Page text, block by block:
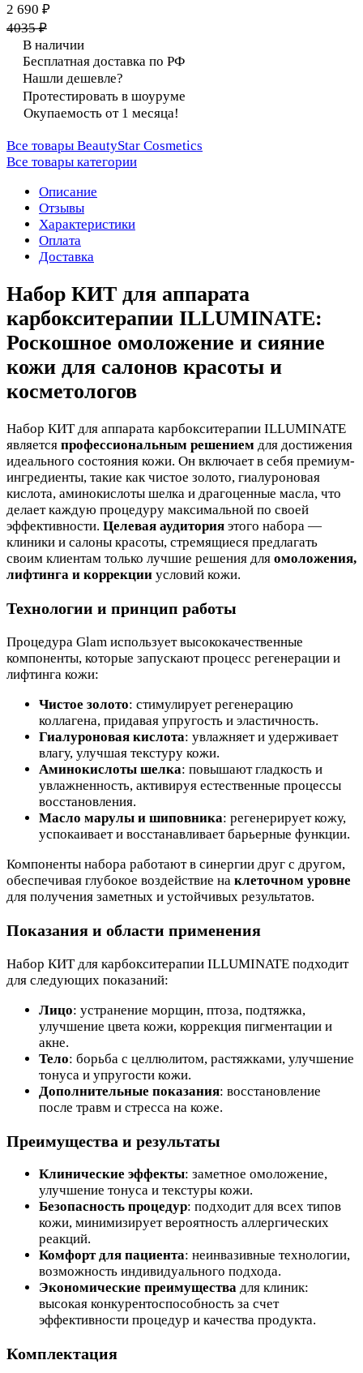
2 690 ₽
4035 ₽
В наличии
Бесплатная доставка по РФ
Нашли дешевле?
Протестировать в шоуруме
Окупаемость от 1 месяца!
Все товары BeautyStar Cosmetics
Все товары категории
Описание
Отзывы
Характеристики
Оплата
Доставка
Набор КИТ для аппарата
карбокситерапии ILLUMINATE:
Роскошное омоложение и сияние
кожи для салонов красоты и
косметологов
Набор КИТ для аппарата карбокситерапии ILLUMINATE
является профессиональным решением для достижения
идеального состояния кожи. Он включает в себя премиум-
ингредиенты, такие как чистое золото, гиалуроновая
кислота, аминокислоты шелка и драгоценные масла, что
делает каждую процедуру максимальной по своей
эффективности. Целевая аудитория этого набора —
клиники и салоны красоты, стремящиеся предлагать
своим клиентам только лучшие решения для омоложения,
лифтинга и коррекции условий кожи.
Технологии и принцип работы
Процедура Glam использует высококачественные
компоненты, которые запускают процесс регенерации и
лифтинга кожи:
Чистое золото: стимулирует регенерацию
коллагена, придавая упругость и эластичность.
Гиалуроновая кислота: увлажняет и удерживает
влагу, улучшая текстуру кожи.
Аминокислоты шелка: повышают гладкость и
увлажненность, активируя естественные процессы
восстановления.
Масло марулы и шиповника: регенерирует кожу,
успокаивает и восстанавливает барьерные функции.
Компоненты набора работают в синергии друг с другом,
обеспечивая глубокое воздействие на клеточном уровне
для получения заметных и устойчивых результатов.
Показания и области применения
Набор КИТ для карбокситерапии ILLUMINATE подходит
для следующих показаний:
Лицо: устранение морщин, птоза, подтяжка,
улучшение цвета кожи, коррекция пигментации и
акне.
Тело: борьба с целлюлитом, растяжками, улучшение
тонуса и упругости кожи.
Дополнительные показания: восстановление
после травм и стресса на коже.
Преимущества и результаты
Клинические эффекты: заметное омоложение,
улучшение тонуса и текстуры кожи.
Безопасность процедур: подходит для всех типов
кожи, минимизирует вероятность аллергических
реакций.
Комфорт для пациента: неинвазивные технологии,
возможность индивидуального подхода.
Экономические преимущества для клиник:
высокая конкурентоспособность за счет
эффективности процедур и качества продукта.
Комплектация